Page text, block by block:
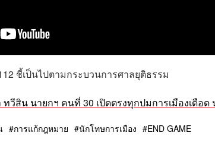
ชี้เป็นไปตามกระบวนการศาลยุติธรรม
ทวีสิน นายกฯ คนที่ 30 เปิดตรงทุกปมการเมืองเดือด
การแก้กฎหมาย นักโทษการเมือง END GAME